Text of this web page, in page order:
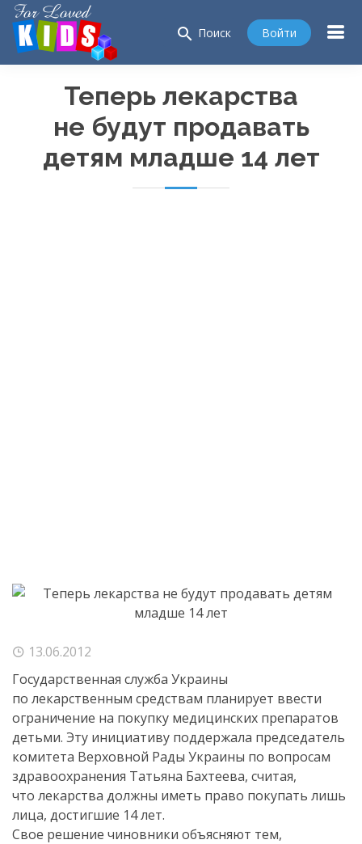
search Поиск Войти
Теперь лекарства
не будут продавать
детям младше 14 лет
13.06.2012
Государственная служба Украины
по лекарственным средствам планирует ввести
ограничение на покупку медицинских препаратов
детьми. Эту инициативу поддержала председатель
комитета Верховной Рады Украины по вопросам
здравоохранения Татьяна Бахтеева, считая,
что лекарства должны иметь право покупать лишь
лица, достигшие 14 лет.
Свое решение чиновники объясняют тем,